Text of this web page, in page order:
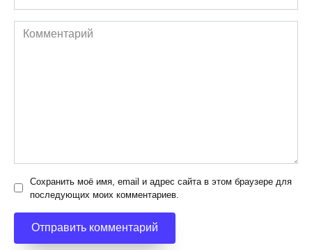
*
Комментарий
Сохранить моё имя, email и адрес сайта в этом браузере для
последующих моих комментариев.